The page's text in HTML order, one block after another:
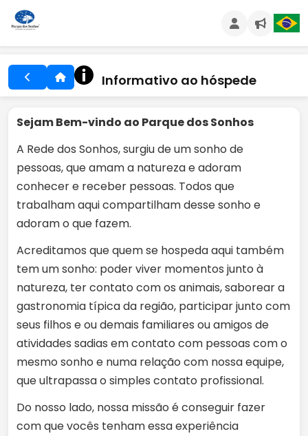
Informativo ao hóspede
Sejam Bem-vindo ao Parque dos Sonhos
A Rede dos Sonhos, surgiu de um sonho de
pessoas, que amam a natureza e adoram
conhecer e receber pessoas. Todos que
trabalham aqui compartilham desse sonho e
adoram o que fazem.
Acreditamos que quem se hospeda aqui também
tem um sonho: poder viver momentos junto à
natureza, ter contato com os animais, saborear a
gastronomia típica da região, participar junto com
seus filhos e ou demais familiares ou amigos de
atividades sadias em contato com pessoas com o
mesmo sonho e numa relação com nossa equipe,
que ultrapassa o simples contato profissional.
Do nosso lado, nossa missão é conseguir fazer
com que vocês tenham essa experiência